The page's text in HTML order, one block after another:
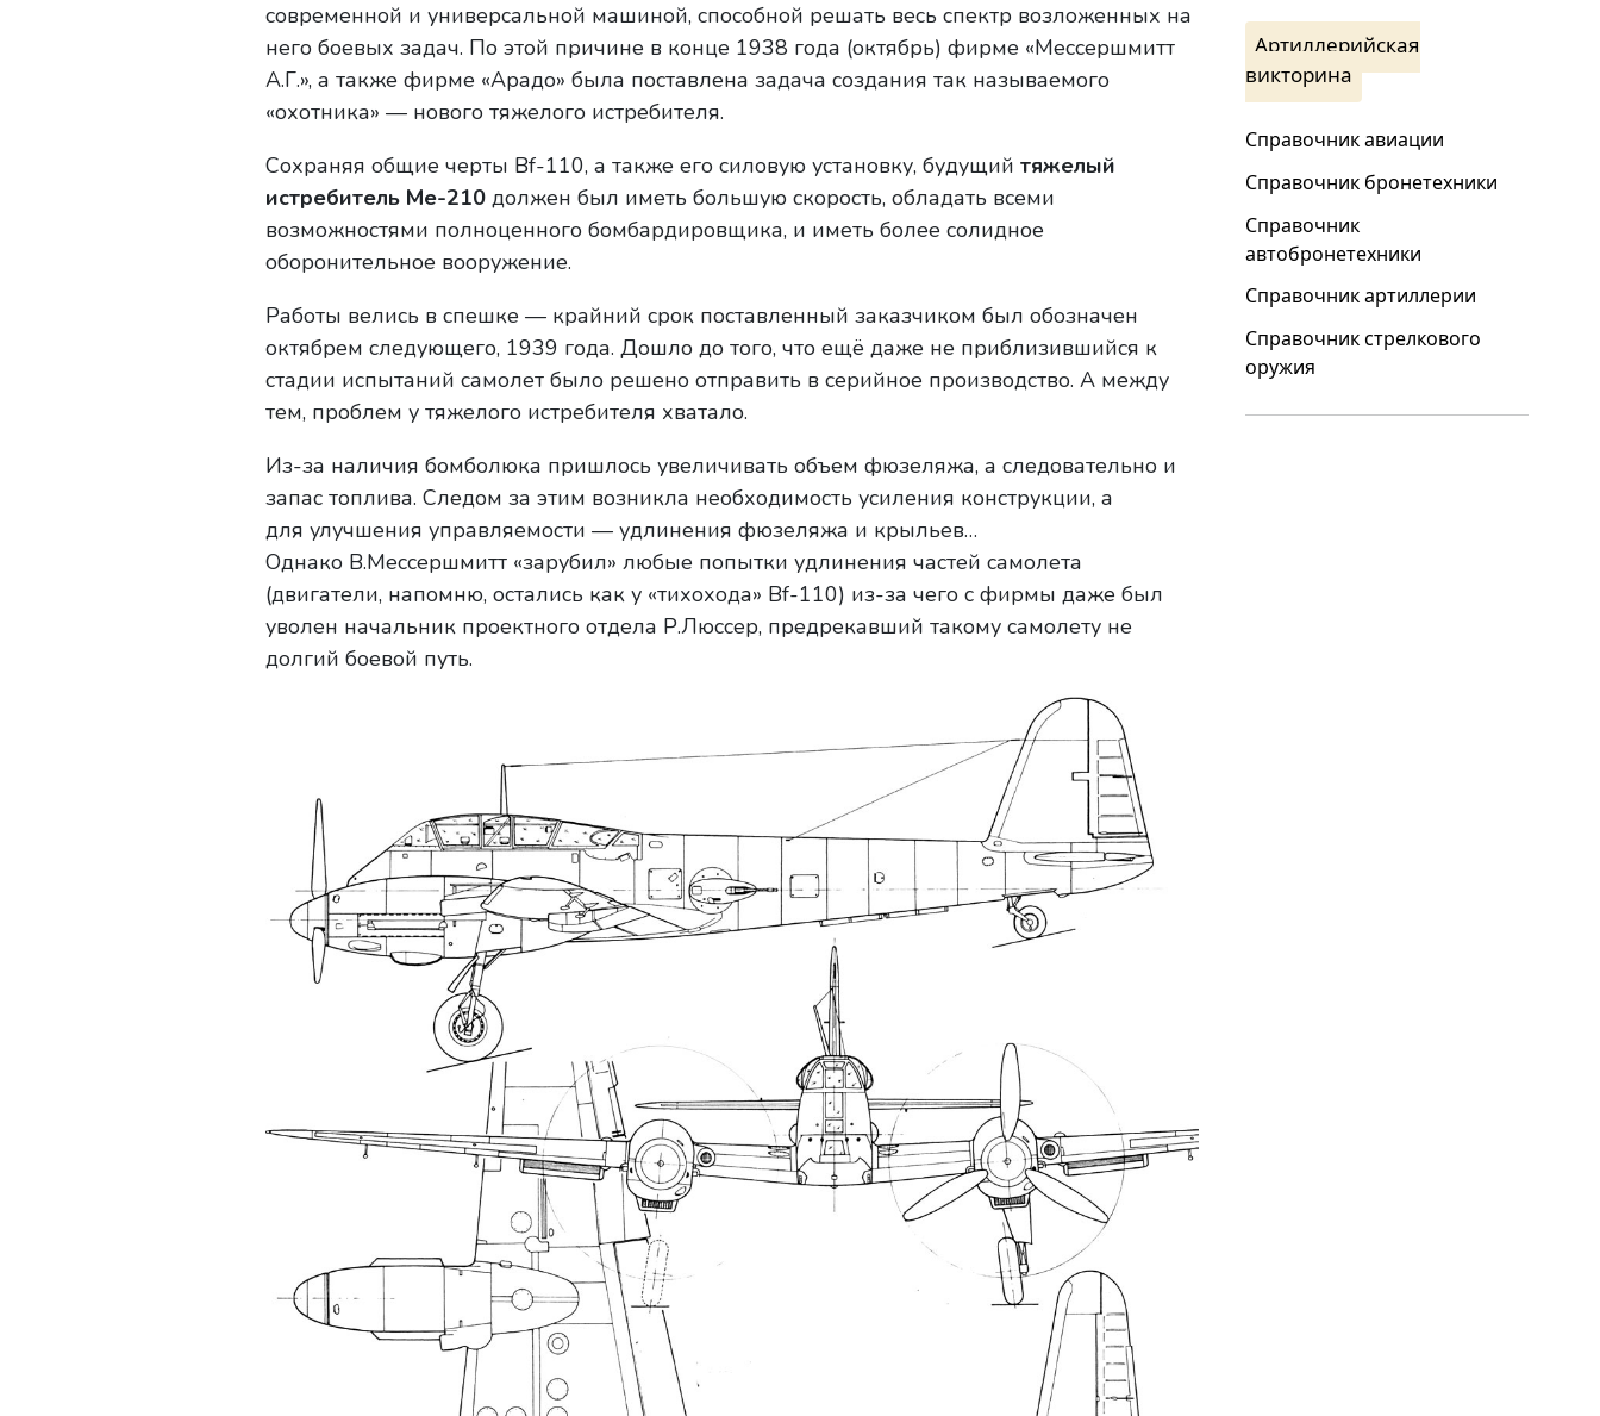
современной и универсальной машиной, способной решать весь спектр возложенных на
него боевых задач. По этой причине в конце 1938 года (октябрь) фирме «Мессершмитт
А.Г.», а также фирме «Арадо» была поставлена задача создания так называемого
«охотника» — нового тяжелого истребителя.
Сохраняя общие черты Bf-110, а также его силовую установку, будущий тяжелый
истребитель Me-210должен был иметь большую скорость, обладать всеми
возможностями полноценного бомбардировщика, и иметь более солидное
оборонительное вооружение.
Работы велись в спешке — крайний срок поставленный заказчиком был обозначен
октябрем следующего, 1939 года. Дошло до того, что ещё даже не приблизившийся к
стадии испытаний самолет было решено отправить в серийное производство. А между
тем, проблем у тяжелого истребителя хватало.
Из-за наличия бомболюка пришлось увеличивать объем фюзеляжа, а следовательно и
запас топлива. Следом за этим возникла необходимость усиления конструкции, а
для улучшения управляемости — удлинения фюзеляжа и крыльев…
Однако В.Мессершмитт «зарубил» любые попытки удлинения частей самолета
(двигатели, напомню, остались как у «тихохода» Bf-110) из-за чего с фирмы даже был
уволен начальник проектного отдела Р.Люссер, предрекавший такому самолету не
долгий боевой путь.
Артиллерийская
викторина
Справочник авиации
Справочник бронетехники
Справочник
автобронетехники
Справочник артиллерии
Справочник стрелкового
оружия